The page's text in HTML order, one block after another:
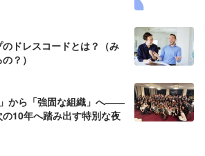
ドレスコードとは？（み
？）
から「強固な組織」へ――
10年へ踏み出す特別な夜